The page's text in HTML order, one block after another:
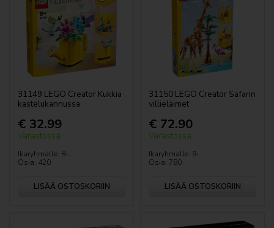
31149 LEGO Creator Kukkia
kastelukannussa
€ 32.99
Varastossa
Ikäryhmälle: 8-...
Osia: 420
LISÄÄ OSTOSKORIIN
31150 LEGO Creator Safarin
villieläimet
€ 72.90
Varastossa
Ikäryhmälle: 9-...
Osia: 780
LISÄÄ OSTOSKORIIN